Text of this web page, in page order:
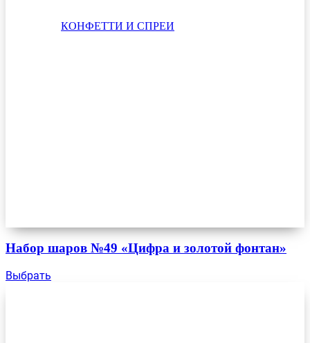
КОНФЕТТИ И СПРЕИ
Набор шаров №49 «Цифра и золотой фонтан»
Выбрать